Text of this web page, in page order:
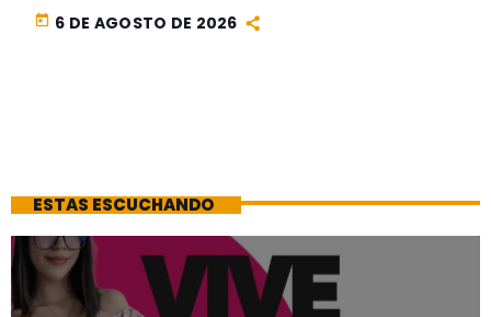
today 6 DE AGOSTO DE 2026
ESTAS ESCUCHANDO